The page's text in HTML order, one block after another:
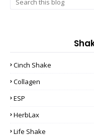
Cinch Shake
Collagen
ESP
HerbLax
Life Shake